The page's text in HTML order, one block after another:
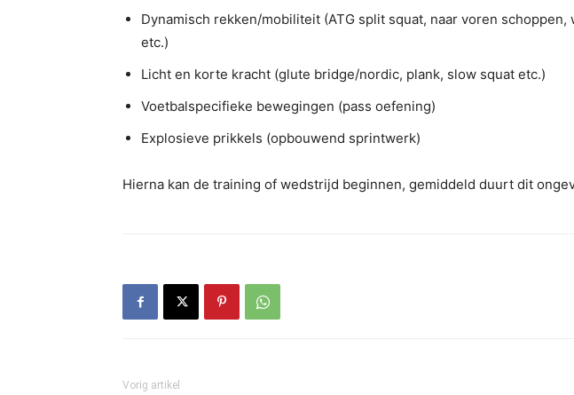
Dynamisch rekken/mobiliteit (ATG split squat, naar voren
etc.)
Licht en korte kracht (glute bridge/nordic, plank, slow squat etc.)
Voetbalspecifieke bewegingen (pass oefening)
Explosieve prikkels (opbouwend sprintwerk)
Hierna kan de training of wedstrijd beginnen, gemiddeld duurt dit
Vorig artikel